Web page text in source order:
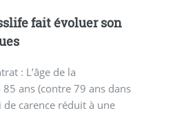
fait évoluer son
: L’âge de la
ans (contre 79 ans dans
de carence réduit à une